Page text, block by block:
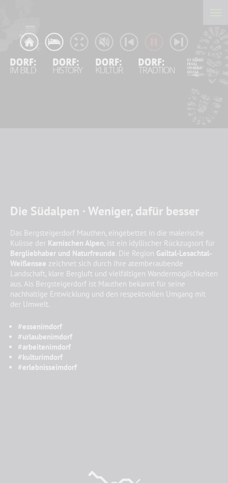
Die Südalpen · Weniger, dafür besser
Das Bergsteigerdorf Mauthen, eingebettet in die malerische
Kulisse der Karnischen Alpen, ist ein idyllischer Rückzugsort für
Bergliebhaber und Naturfreunde. Die Region Gailtal-Lesachtal-
Weißensee zeichnet sich durch ihre atemberaubende
Landschaft, klare Bergluft und vielfältigen Wandermöglichkeiten
aus. Als Bergsteigerdorf ist Mauthen bekannt für seine
nachhaltige Entwicklung und den respektvollen Umgang mit
der Umwelt.
#essenimdorf
#urlaubenimdorf
#arbeitenimdorf
#kulturimdorf
#erlebnisseimdorf